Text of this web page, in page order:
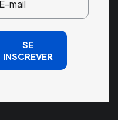
SE
INSCREVER